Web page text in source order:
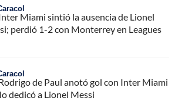
Miami sintió la ausencia de Lionel
perdió 1-2 con Monterrey en Leagues
de Paul anotó gol con Inter Miami
dedicó a Lionel Messi